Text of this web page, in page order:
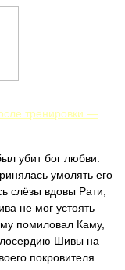
тренировки —
убит бог любви.
умолять его
слёзы вдовы Рати,
не мог устоять
помиловал Каму,
Шивы на
покровителя.